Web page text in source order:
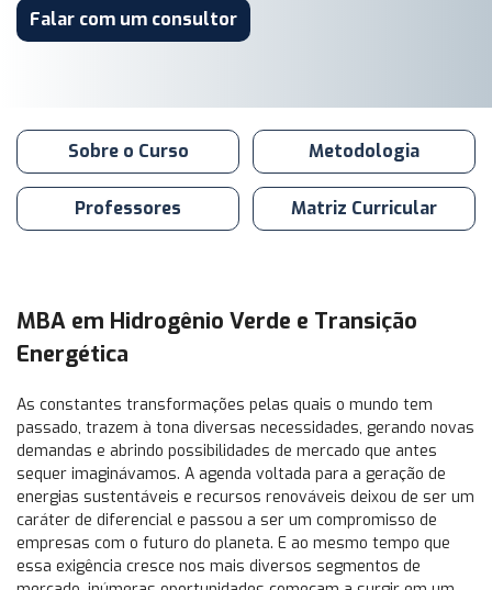
Falar com um consultor
Sobre o Curso Metodologia
Professores Matriz Curricular
MBA em Hidrogênio Verde e Transição
Energética
As constantes transformações pelas quais o mundo tem
passado, trazem à tona diversas necessidades, gerando novas
demandas e abrindo possibilidades de mercado que antes
sequer imaginávamos. A agenda voltada para a geração de
energias sustentáveis e recursos renováveis deixou de ser um
caráter de diferencial e passou a ser um compromisso de
empresas com o futuro do planeta. E ao mesmo tempo que
essa exigência cresce nos mais diversos segmentos de